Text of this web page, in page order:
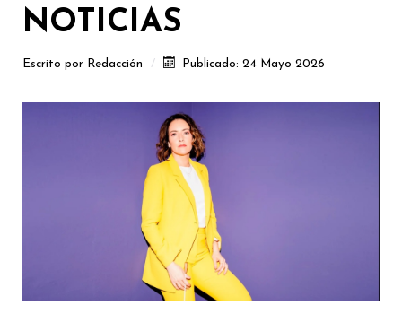
NOTICIAS
Escrito por Redacción Publicado: 24 Mayo 2026